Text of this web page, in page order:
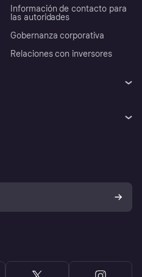
Información de contacto para
las autoridades
Gobernanza corporativa
Relaciones con inversores